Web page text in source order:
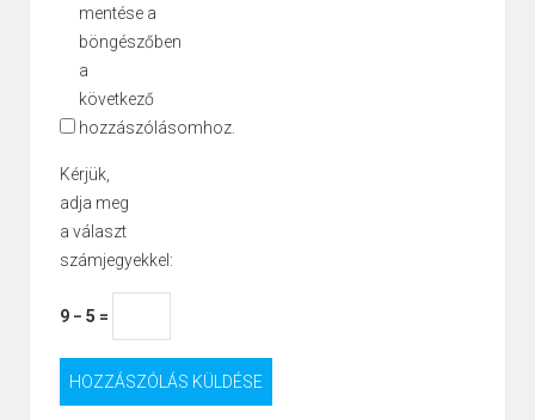
mentése a
böngészőben
a
következő
hozzászólásomhoz.
Kérjük,
adja meg
a választ
számjegyekkel:
9 − 5 =